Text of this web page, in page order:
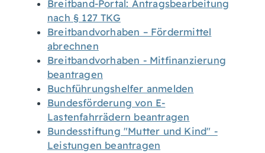
Breitband-Portal: Antragsbearbeitung
nach § 127 TKG
Breitbandvorhaben – Fördermittel
abrechnen
Breitbandvorhaben - Mitfinanzierung
beantragen
Buchführungshelfer anmelden
Bundesförderung von E-
Lastenfahrrädern beantragen
Bundesstiftung "Mutter und Kind" -
Leistungen beantragen